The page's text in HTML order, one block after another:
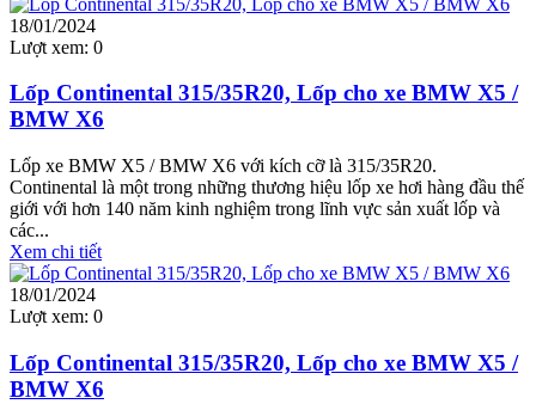
18/01/2024
Lượt xem: 0
Lốp Continental 315/35R20, Lốp cho xe BMW X5 /
BMW X6
Lốp xe BMW X5 / BMW X6 với kích cỡ là 315/35R20.
Continental là một trong những thương hiệu lốp xe hơi hàng đầu thế
giới với hơn 140 năm kinh nghiệm trong lĩnh vực sản xuất lốp và
các...
Xem chi tiết
18/01/2024
Lượt xem: 0
Lốp Continental 315/35R20, Lốp cho xe BMW X5 /
BMW X6